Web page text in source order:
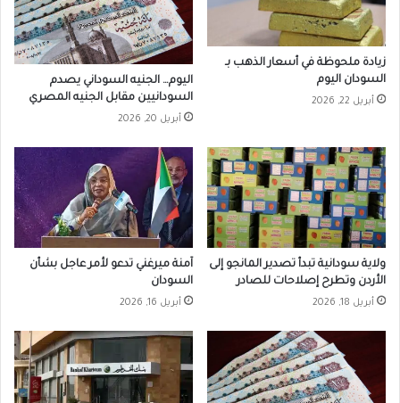
زيادة ملحوظة في أسعار الذهب بـ
السودان اليوم
أبريل 22, 2026
اليوم… الجنيه السوداني يصدم
السودانيين مقابل الجنيه المصري
أبريل 20, 2026
ولاية سودانية تبدأ تصدير المانجو إلى
الأردن وتطرح إصلاحات للصادر
أبريل 18, 2026
آمنة ميرغني تدعو لأمر عاجل بشأن
السودان
أبريل 16, 2026